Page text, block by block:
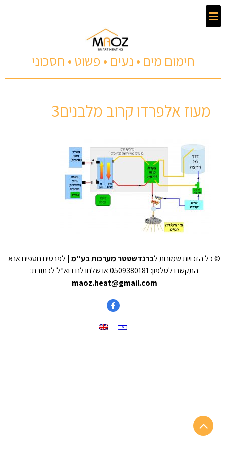
חימום מים • נעים • פשוט • חסכוני
מעוז אלפרדו קרוב מלבנים3
© כל הזכויות שמורות לברנדשטטר מערכות בע”מ | לפרטים נוספים אנא
התקשרו לטלפון: 0509380181 או שלחו לנו דוא”ל לכתובת:
maoz.heat@gmail.com